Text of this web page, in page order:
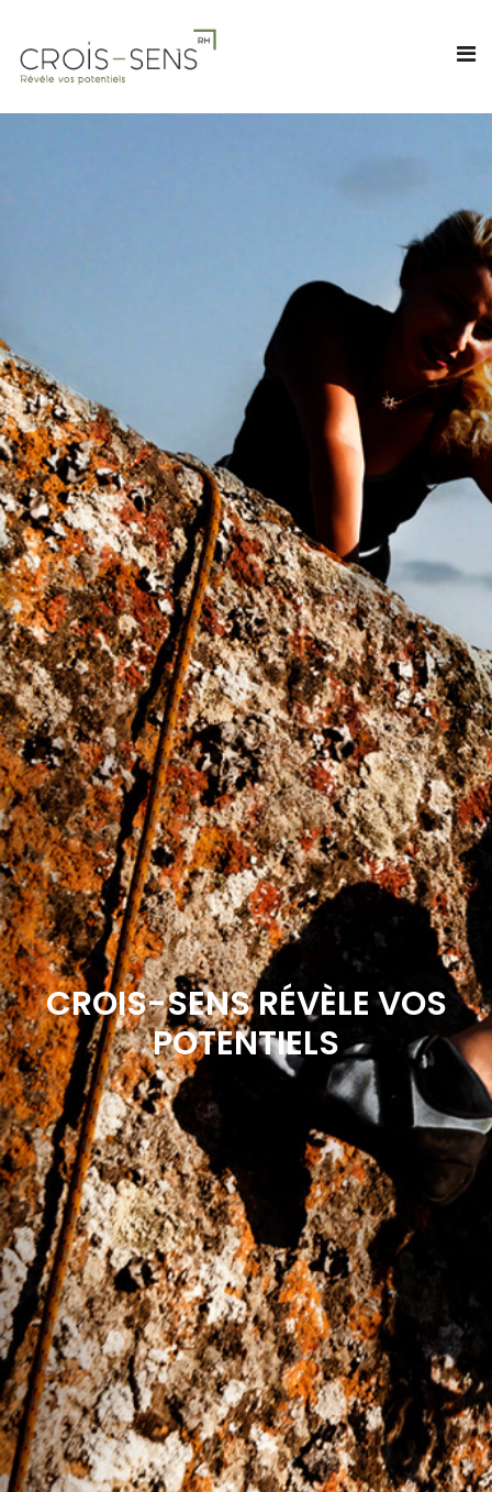
CROIS-SENS RÉVÈLE VOS
POTENTIELS